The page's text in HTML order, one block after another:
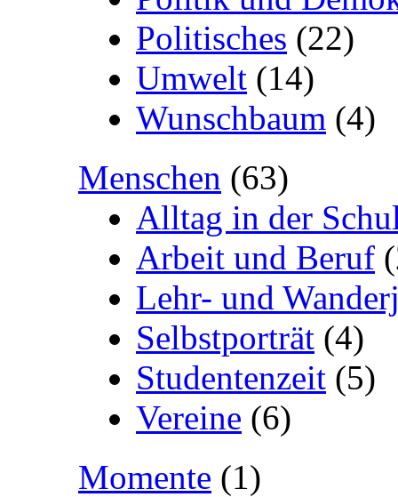
Politisches (22)
Umwelt (14)
Wunschbaum (4)
Menschen (63)
Alltag in der
Arbeit und Beruf
Lehr- und
Selbstporträt (4)
Studentenzeit (5)
Vereine (6)
Momente (1)